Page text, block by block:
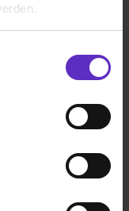
zu
um
Website an
du einen Flug
Strom hast,